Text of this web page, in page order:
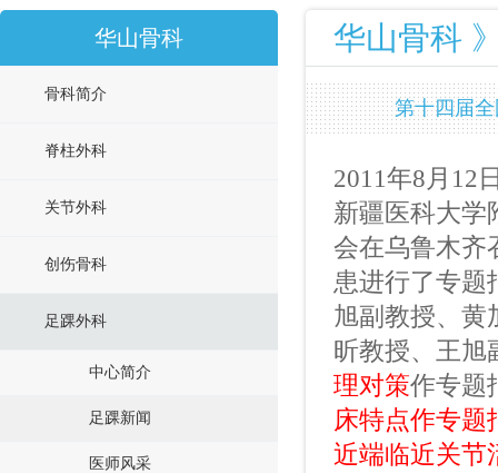
华山骨科
骨科简介
脊柱外科
关节外科
创伤骨科
足踝外科
中心简介
足踝新闻
医师风采
华山骨科
第十四届
2011年8月 12
新疆医科大学
会在乌鲁木齐
患进行了专题
旭副教授、黄
昕教授、王旭
理对策作专题
床特点作专题
近端临近关节